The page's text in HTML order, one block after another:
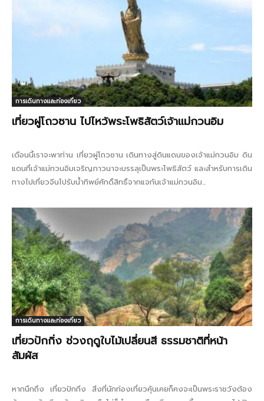
การเดินทางและท่องเที่ยว
เที่ยวผู่โถวซาน ไปไหว้พระโพธิสัตว์เจ้าแม่กวนอิม
เดือนนี้เราจะพาท่าน เที่ยวผู่โถวซาน เดินทางสู่ดินแดนของเจ้าแม่กวนอิม ดิน
แดนที่เจ้าแม่กวนอิมเจริญภาวนาจะบรรลุเป็นพระโพธิสัตว์ และสำหรับการเดิน
ทางไปเที่ยวจีนไปรับน้ำทิพย์ศักดิ์สิทธิ์จากแจกันเจ้าแม่กวนอิม...
การเดินทางและท่องเที่ยว
เที่ยวปักกิ่ง ช่วงฤดูใบไม้เปลี่ยนสี ธรรมชาติที่หน้า
สัมผัส
หากนึกถึง เที่ยวปักกิ่ง สิ่งที่นักท่องเที่ยวคุ้นเคยก็คงจะเป็นพระราชวังต้อง